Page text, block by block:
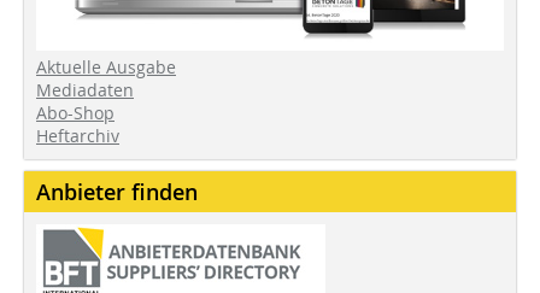
Aktuelle Ausgabe
Mediadaten
Abo-Shop
Heftarchiv
Anbieter finden